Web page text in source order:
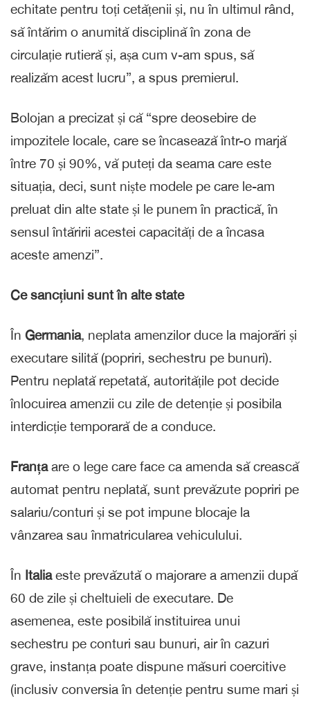
echitate pentru toți cetățenii și, nu în ultimul rând,
să întărim o anumită disciplină în zona de
circulație rutieră și, așa cum v-am spus, să
realizăm acest lucru”, a spus premierul.
Bolojan a precizat și că “spre deosebire de
impozitele locale, care se încasează într-o marjă
între 70 și 90%, vă puteți da seama care este
situația, deci, sunt niște modele pe care le-am
preluat din alte state și le punem în practică, în
sensul întăririi acestei capacități de a încasa
aceste amenzi”.
Ce sancțiuni sunt în alte state
În Germania, neplata amenzilor duce la majorări și
executare silită (popriri, sechestru pe bunuri).
Pentru neplată repetată, autoritățile pot decide
înlocuirea amenzii cu zile de detenție și posibila
interdicție temporară de a conduce.
Franțaare o lege care face ca amenda să crească
automat pentru neplată, sunt prevăzute popriri pe
salariu/conturi și se pot impune blocaje la
vânzarea sau înmatricularea vehiculului.
În Italiaeste prevăzută o majorare a amenzii după
60 de zile și cheltuieli de executare. De
asemenea, este posibilă instituirea unui
sechestru pe conturi sau bunuri, air în cazuri
grave, instanța poate dispune măsuri coercitive
(inclusiv conversia în detenție pentru sume mari și